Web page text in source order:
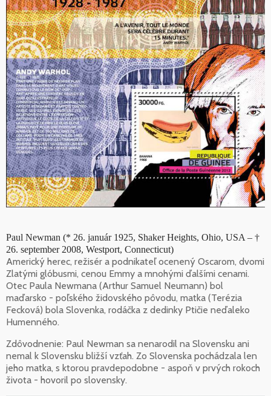
Paul Newman (* 26. január 1925, Shaker Heights, Ohio, USA – †
26. september 2008, Westport, Connecticut)
Americký herec, režisér a podnikateľ ocenený Oscarom, dvomi
Zlatými glóbusmi, cenou Emmy a mnohými ďalšími cenami.
Otec Paula Newmana (Arthur Samuel Neumann) bol
maďarsko - poľského židovského pôvodu, matka (Terézia
Fecková) bola Slovenka, rodáčka z dedinky Ptičie neďaleko
Humenného.
Zdôvodnenie: Paul Newman sa nenarodil na Slovensku ani
nemal k Slovensku bližší vzťah. Zo Slovenska pochádzala len
jeho matka, s ktorou pravdepodobne - aspoň v prvých rokoch
života - hovoril po slovensky.